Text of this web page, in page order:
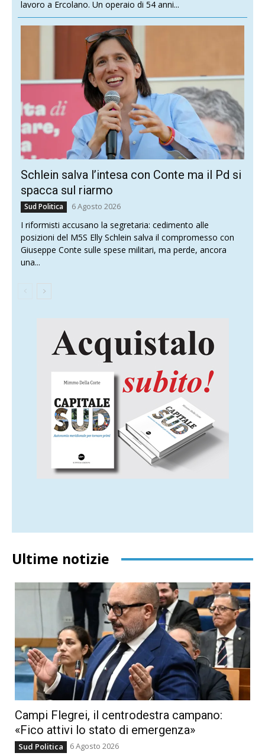
lavoro a Ercolano. Un operaio di 54 anni...
Schlein salva l’intesa con Conte ma il Pd si
spacca sul riarmo
Sud Politica 6 Agosto 2026
I riformisti accusano la segretaria: cedimento alle
posizioni del M5S Elly Schlein salva il compromesso con
Giuseppe Conte sulle spese militari, ma perde, ancora
una...
Ultime notizie
Campi Flegrei, il centrodestra campano:
«Fico attivi lo stato di emergenza»
Sud Politica 6 Agosto 2026